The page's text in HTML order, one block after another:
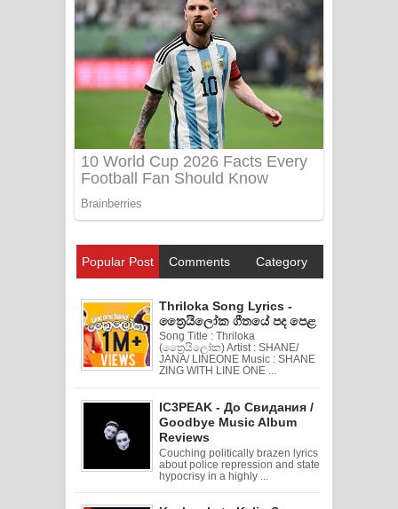
Popular Post Comments Category
Thriloka Song Lyrics -
ත්‍රෛයිලෝක ගීතයේ පද පෙළ
Song Title : Thriloka
(ත්‍රෛයිලෝක) Artist : SHANE/
JANA/ LINEONE Music : SHANE
ZING WITH LINE ONE ...
IC3PEAK - До Свидания /
Goodbye Music Album
Reviews
Couching politically brazen lyrics
about police repression and state
hypocrisy in a highly ...